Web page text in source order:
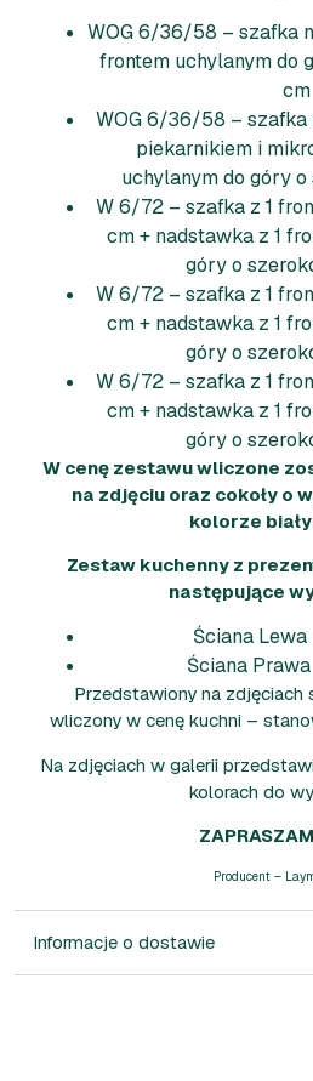
WOG 6/36/58 – szafka
frontem uchylanym do
cm
WOG 6/36/58 – szafka
piekarnikiem i
uchylanym do góry
W 6/72 – szafka z 1
cm + nadstawka z 1
góry o
W 6/72 – szafka z 1
cm + nadstawka z 1
góry o
W 6/72 – szafka z 1
cm + nadstawka z 1
góry o
W cenę zestawu wliczone
na zdjęciu oraz cokoły o
kolorze
Zestaw kuchenny z
następujące
Ściana
Ściana
Przedstawiony na zdjęciach
wliczony w cenę kuchni –
Na zdjęciach w galerii
kolorach do
Producent –
Informacje o dostawie